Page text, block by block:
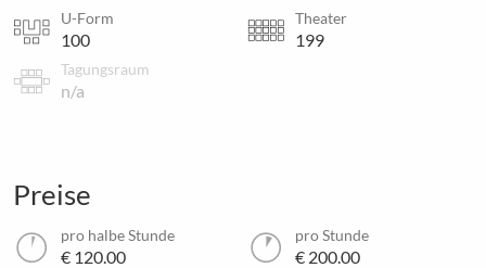
U-Form
100
Theater
199
Tagungsraum
n/a
Preise
pro halbe Stunde
€ 120.00
pro Stunde
€ 200.00